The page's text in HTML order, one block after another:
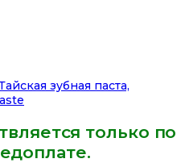
зубная паста,
только по